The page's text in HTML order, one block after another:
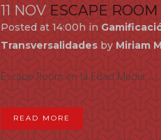
11 NOV ESCAPE
Posted at 14:00hin
Transversalidades byMiriam
Escape Room en la Edad Media ...
READ MORE